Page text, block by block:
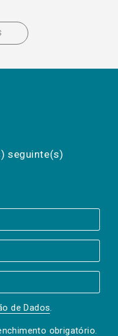
seguinte(s)
de Dados.
obrigatório.